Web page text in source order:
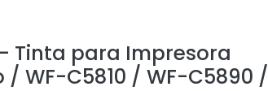
- Tinta para Impresora
/ WF-C5810 / WF-C5890 /